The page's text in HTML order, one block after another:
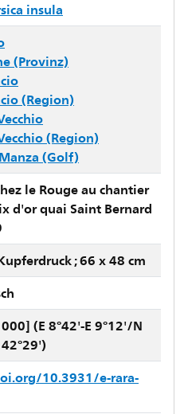
insula
(Provinz)
(Region)
(Region)
(Golf)
le Rouge au chantier
d'or quai Saint Bernard
; 66 x 48 cm
(E 8°42'-E 9°12'/N
10.3931/e-rara-